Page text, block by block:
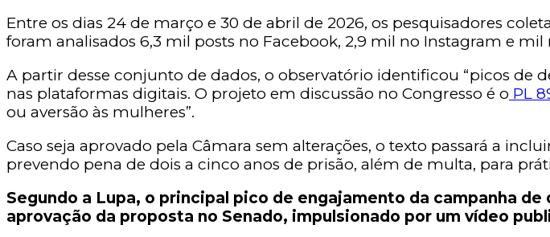
Entre os dias 24 de março e 30 de abril de 2026, os pesquisadores
foram analisados 6,3 mil posts no Facebook, 2,9 mil no Instagram e mil
A partir desse conjunto de dados, o observatório identificou “picos de
nas plataformas digitais. O projeto em discussão no Congresso é o PL
ou aversão às mulheres”.
Caso seja aprovado pela Câmara sem alterações, o texto passará a
prevendo pena de dois a cinco anos de prisão, além de multa, para
Segundo a Lupa, o principal pico de engajamento da campanha
aprovação da proposta no Senado, impulsionado por um vídeo